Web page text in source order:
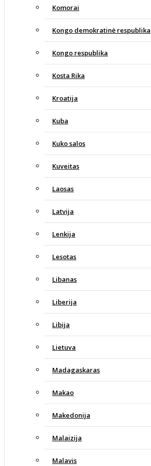
Komorai
Kongo demokratinė respublika
Kongo respublika
Kosta Rika
Kroatija
Kuba
Kuko salos
Kuveitas
Laosas
Latvija
Lenkija
Lesotas
Libanas
Liberija
Libija
Lietuva
Madagaskaras
Makao
Makedonija
Malaizija
Malavis